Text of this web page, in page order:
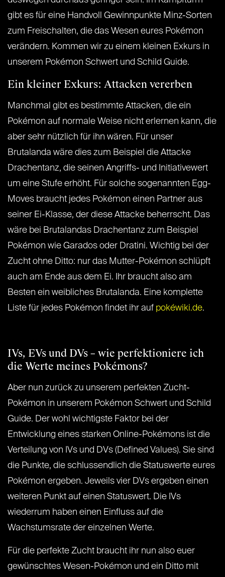
gibt es für eine Handvoll Gewinnpunkte Minz-Sorten
zum Freischalten, die das Wesen eures Pokémon
verändern. Kommen wir zu einem kleinen Exkurs in
unserem Pokémon Schwert und Schild Guide.
Ein kleiner Exkurs: Attacken vererben
Manchmal gibt es bestimmte Attacken, die ein
Pokémon auf normale Weise nicht erlernen kann, die
aber sehr nützlich für ihn wären. Für unser
Brutalanda wäre dies zum Beispiel die Attacke
Drachentanz, die seinen Angriffs- und Initiativewert
um eine Stufe erhöht. Für solche sogenannten Egg-
Moves braucht jedes Pokémon einen Partner aus
seiner Ei-Klasse, der diese Attacke beherrscht. Das
wäre bei Brutalandas Drachentanz zum Beispiel
Pokémon wie Garados oder Dratini. Wichtig bei der
Zucht ohne Ditto: nur das Mutter-Pokémon schlüpft
auch am Ende aus dem Ei. Ihr braucht also am
Besten ein weibliches Brutalanda. Eine komplette
Liste für jedes Pokémon findet ihr auf pokéwiki.de.
IVs, EVs und DVs – wie perfektioniere ich
die Werte meines Pokémons?
Aber nun zurück zu unserem perfekten Zucht-
Pokémon in unserem Pokémon Schwert und Schild
Guide. Der wohl wichtigste Faktor bei der
Entwicklung eines starken Online-Pokémons ist die
Verteilung von IVs und DVs (Defined Values). Sie sind
die Punkte, die schlussendlich die Statuswerte eures
Pokémon ergeben. Jeweils vier DVs ergeben einen
weiteren Punkt auf einen Statuswert. Die IVs
wiederrum haben einen Einfluss auf die
Wachstumsrate der einzelnen Werte.
Für die perfekte Zucht braucht ihr nun also euer
gewünschtes Wesen-Pokémon und ein Ditto mit